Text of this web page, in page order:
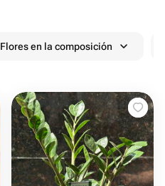
Flores en la composición